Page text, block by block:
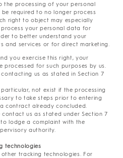
the processing of your personal
required to no longer process
right to object may especially
your personal data for
to better understand your
and services or for direct marketing.
you exercise this right, your
processed for such purposes by us.
us as stated in Section 7
not exist if the processing
to take steps prior to entering
contract already concluded.
contact us as stated under Section 7
lodge a complaint with the
authority.
technologies
other tracking technologies. For